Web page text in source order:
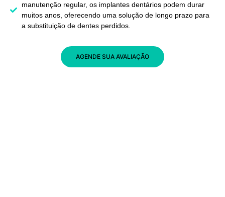
manutenção regular, os implantes dentários podem durar
muitos anos, oferecendo uma solução de longo prazo para
a substituição de dentes perdidos.
AGENDE SUA AVALIAÇÃO